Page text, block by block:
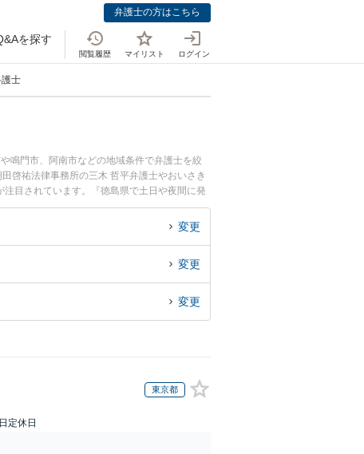
弁護士の方はこちら
を探す
閲覧履歴 マイリスト ログイン
士
鳴門市、阿南市などの地域条件で弁護士を絞
啓祐法律事務所の三木 哲平弁護士やおいさき
目されています。『徳島県で土日や夜間に発
相談無料でFX詐欺を法律相談できる徳島県内
変更
変更
変更
東京都
定休日